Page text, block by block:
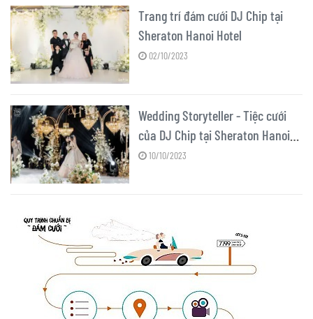
Trang trí đám cưới DJ Chip tại
Sheraton Hanoi Hotel
02/10/2023
Wedding Storyteller - Tiệc cưới
của DJ Chip tại Sheraton Hanoi
Hotel
10/10/2023